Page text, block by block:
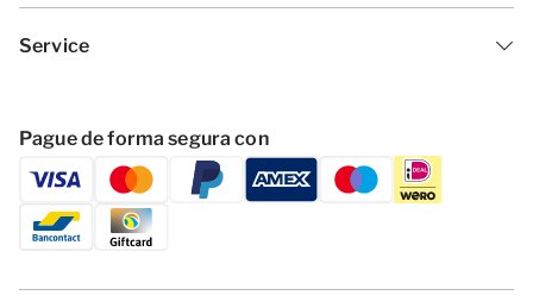
Service
Pague de forma segura con